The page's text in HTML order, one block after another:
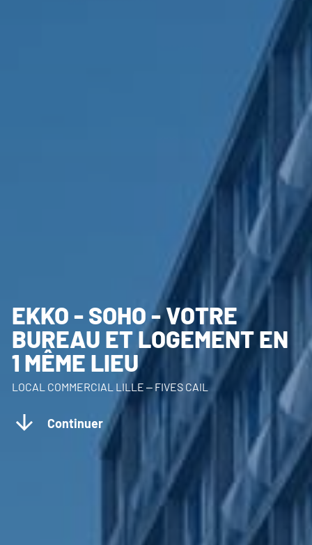
EKKO - SOHO - VOTRE
BUREAU ET LOGEMENT EN
1 MÊME LIEU
LOCAL COMMERCIAL LILLE – FIVES CAIL
Continuer